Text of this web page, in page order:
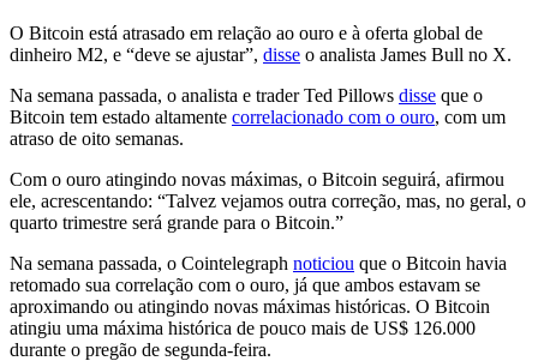
O Bitcoin está atrasado em relação ao ouro e à oferta global de
dinheiro M2, e “deve se ajustar”, disse o analista James Bull no X.
Na semana passada, o analista e trader Ted Pillows disse que o
Bitcoin tem estado altamente correlacionado com o ouro, com um
atraso de oito semanas.
Com o ouro atingindo novas máximas, o Bitcoin seguirá, afirmou
ele, acrescentando: “Talvez vejamos outra correção, mas, no geral, o
quarto trimestre será grande para o Bitcoin.”
Na semana passada, o Cointelegraph noticiou que o Bitcoin havia
retomado sua correlação com o ouro, já que ambos estavam se
aproximando ou atingindo novas máximas históricas. O Bitcoin
atingiu uma máxima histórica de pouco mais de US$ 126.000
durante o pregão de segunda-feira.